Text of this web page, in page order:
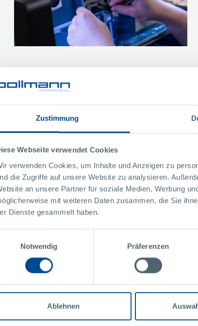
Zustimmung
Webseite verwendet Cookies
verwenden Cookies, um Inhalte und Anzeigen zu
die Zugriffe auf unsere Website zu analysieren.
an unsere Partner für soziale Medien, Werbung
mit weiteren Daten zusammen, die Sie
Dienste gesammelt haben.
Notwendig
Präferenzen
Ablehnen
Realizace
Globální projektový management se stará o zákaznické
kvalita - náklady - termíny.